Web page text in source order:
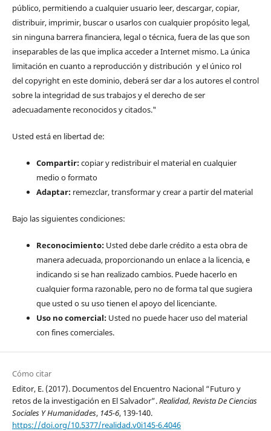
público, permitiendo a cualquier usuario leer, descargar, copiar,
distribuir, imprimir, buscar o usarlos con cualquier propósito legal,
sin ninguna barrera financiera, legal o técnica, fuera de las que son
inseparables de las que implica acceder a Internet mismo. La única
limitación en cuanto a reproducción y distribución y el único rol
del copyright en este dominio, deberá ser dar a los autores el control
sobre la integridad de sus trabajos y el derecho de ser
adecuadamente reconocidos y citados."
Usted está en libertad de:
Compartir:copiar y redistribuir el material en cualquier
medio o formato
Adaptar:remezclar, transformar y crear a partir del material
Bajo las siguientes condiciones:
Reconocimiento:Usted debe darle crédito a esta obra de
manera adecuada, proporcionando un enlace a la licencia, e
indicando si se han realizado cambios. Puede hacerlo en
cualquier forma razonable, pero no de forma tal que sugiera
que usted o su uso tienen el apoyo del licenciante.
Uso no comercial:Usted no puede hacer uso del material
con fines comerciales.
Cómo citar
Editor, E. (2017). Documentos del Encuentro Nacional “Futuro y
retos de la investigación en El Salvador”.Realidad, Revista De Ciencias
Sociales Y Humanidades, 145-6, 139-140.
https://doi.org/10.5377/realidad.v0i145-6.4046